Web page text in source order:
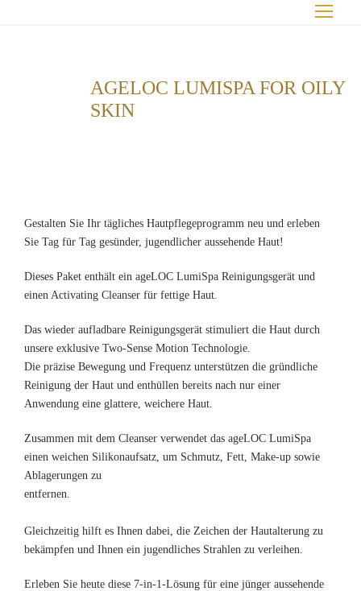
AGELOC LUMISPA FOR OILY
SKIN
Gestalten Sie Ihr tägliches Hautpflegeprogramm neu und erleben
Sie Tag für Tag gesünder, jugendlicher aussehende Haut!
Dieses Paket enthält ein ageLOC LumiSpa Reinigungsgerät und
einen Activating Cleanser für fettige Haut.
Das wieder aufladbare Reinigungsgerät stimuliert die Haut durch
unsere exklusive Two-Sense Motion Technologie.
Die präzise Bewegung und Frequenz unterstützen die gründliche
Reinigung der Haut und enthüllen bereits nach nur einer
Anwendung eine glattere, weichere Haut.
Zusammen mit dem Cleanser verwendet das ageLOC LumiSpa
einen weichen Silikonaufsatz, um Schmutz, Fett, Make-up sowie
Ablagerungen zu
entfernen.
Gleichzeitig hilft es Ihnen dabei, die Zeichen der Hautalterung zu
bekämpfen und Ihnen ein jugendliches Strahlen zu verleihen.
Erleben Sie heute diese 7-in-1-Lösung für eine jünger aussehende